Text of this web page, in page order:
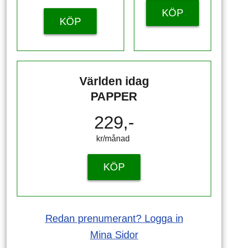
KÖP
KÖP
Världen idag
PAPPER
229,-
kr/månad ​​​​​​
KÖP
Redan prenumerant? Logga in
Mina Sidor